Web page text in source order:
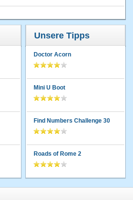
Unsere Tipps
Doctor Acorn
Mini U Boot
Find Numbers Challenge 30
Roads of Rome 2